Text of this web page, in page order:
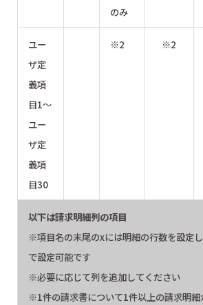
のみ
ユー
ザ定
義項
目1～
ユー
ザ定
義項
目30
※2 ※2
以下は請求明細列の項目
※項目名の末尾のxには明細の行数を設定
で設定可能です
※必要に応じて列を追加してください
※1件の請求書について1件以上の請求明細